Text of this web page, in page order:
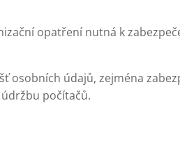
opatření nutná k
osobních údajů, zejména
počítačů.